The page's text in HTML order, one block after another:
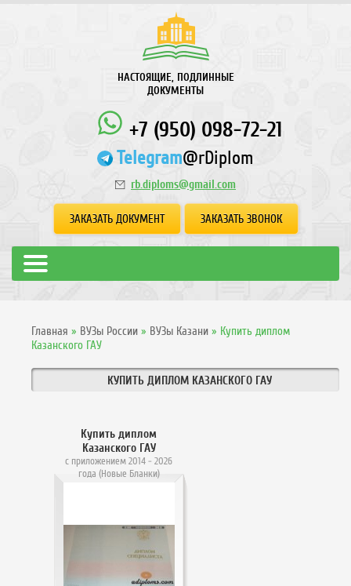
НАСТОЯЩИЕ, ПОДЛИННЫЕ
ДОКУМЕНТЫ
+7 (950) 098-72-21
Telegram@rDiplom
rb.diploms@gmail.com
ЗАКАЗАТЬ ДОКУМЕНТ ЗАКАЗАТЬ ЗВОНОК
Главная » ВУЗы России » ВУЗы Казани » Купить диплом
Казанского ГАУ
КУПИТЬ ДИПЛОМ КАЗАНСКОГО ГАУ
Купить диплом
Казанского ГАУ
с приложением 2014 - 2026
года (Новые Бланки)